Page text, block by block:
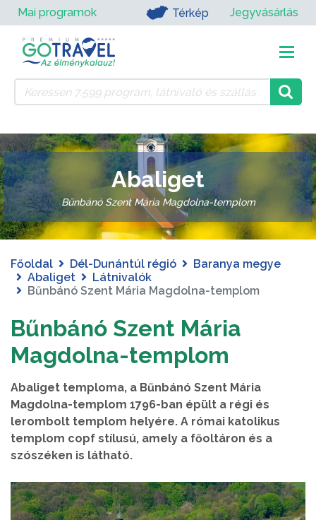
Mai programok Térkép Jegyvásárlás
Abaliget
Bűnbánó Szent Mária Magdolna-templom
Főoldal Dél-Dunántúl régió
Baranya megye
Abaliget
Látnivalók
Bűnbánó Szent Mária Magdolna-templom
Bűnbánó Szent Mária
Magdolna-templom
Abaliget temploma, a Bűnbánó Szent Mária
Magdolna-templom 1796-ban épült a régi és
lerombolt templom helyére. A római katolikus
templom copf stílusú, amely a főoltáron és a
szószéken is látható.